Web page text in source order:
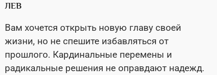
ЛЕВ
Вам хочется открыть новую главу своей
жизни, но не спешите избавляться от
прошлого. Кардинальные перемены и
радикальные решения не оправдают надежд.